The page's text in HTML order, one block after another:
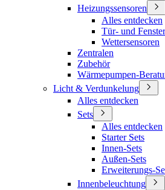
Heizungssensoren
Alles entdecken
Tür- und
Wettersensoren
Zentralen
Zubehör
Wärmepumpen-
Licht & Verdunkelung
Alles entdecken
Sets
Alles entdecken
Starter Sets
Innen-Sets
Außen-Sets
Erweiterungs-
Innenbeleuchtung